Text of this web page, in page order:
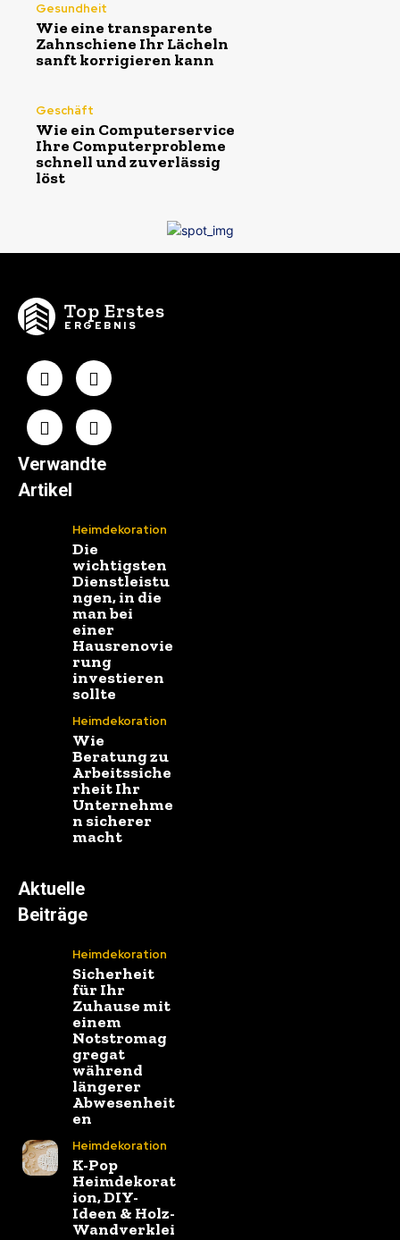
Gesundheit
Wie eine transparente
Zahnschiene Ihr Lächeln
sanft korrigieren kann
Geschäft
Wie ein Computerservice
Ihre Computerprobleme
schnell und zuverlässig
löst
Top Erstes
ERGEBNIS
Verwandte
Artikel
Heimdekoration
Die
wichtigsten
Dienstleistu
ngen, in die
man bei
einer
Hausrenovie
rung
investieren
sollte
Heimdekoration
Wie
Beratung zu
Arbeitssiche
rheit Ihr
Unternehme
n sicherer
macht
Aktuelle
Beiträge
Heimdekoration
Sicherheit
für Ihr
Zuhause mit
einem
Notstromag
gregat
während
längerer
Abwesenheit
en
Heimdekoration
K-Pop
Heimdekorat
ion, DIY-
Ideen & Holz-
Wandverklei